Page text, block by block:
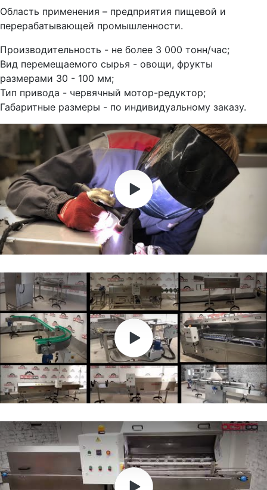
Область применения – предприятия пищевой и
перерабатывающей промышленности.
Производительность - не более 3 000 тонн/час;
Вид перемещаемого сырья - овощи, фрукты
размерами 30 - 100 мм;
Тип привода - червячный мотор-редуктор;
Габаритные размеры - по индивидуальному заказу.